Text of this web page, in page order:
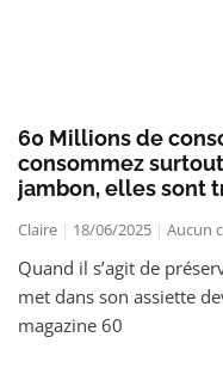
60 Millions de
consommez
jambon, elles sont
Claire 18/06/2025 Aucun
Quand il s’agit de
met dans son assiette
magazine 60